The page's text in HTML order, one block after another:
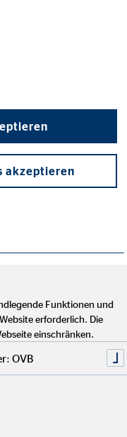
mit
eingetragen in das
GewO,
Regelung: § 34
Sie auf folgender
internet.de
mit
eingetragen in das
akzeptieren
Funktionen und
erforderlich. Die
einschränken.
OVB